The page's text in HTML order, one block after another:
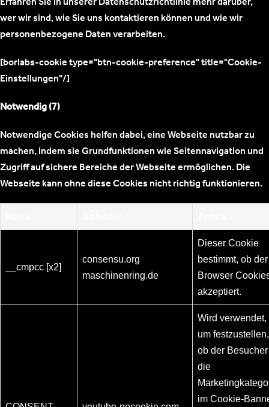
wer wir sind, wie Sie uns kontaktieren können und wie wir
personenbezogene Daten verarbeiten.
[borlabs-cookie type="btn-cookie-preference" title="Cookie-
Einstellungen"/]
Notwendig (7)
Notwendige Cookies helfen dabei, eine Webseite nutzbar zu
machen, indem sie Grundfunktionen wie Seitennavigation und
Zugriff auf sichere Bereiche der Webseite ermöglichen. Die
Webseite kann ohne diese Cookies nicht richtig funktionieren.
__cmpcc [x2]
consensu.org
maschinenring.de
Dieser Cookie
bestimmt, ob der
Browser
akzeptiert.
Wird verwendet,
um festzustellen,
ob der Besucher
die
im Cookie-